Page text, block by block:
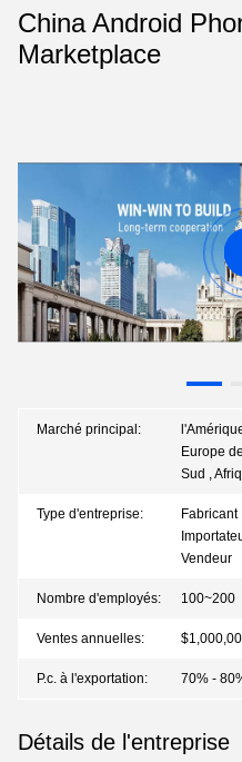
China Android
Marketplace
Marché principal:
Europe
Sud ,
Type d'entreprise:
Fabricant
Vendeur
Nombre d'employés: 100~200
Ventes annuelles:
P.c. à l'exportation: 70% -
Détails de l'entreprise